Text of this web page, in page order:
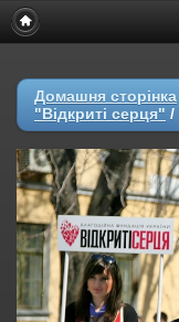
Домашня сторінка
"Відкриті серця" /